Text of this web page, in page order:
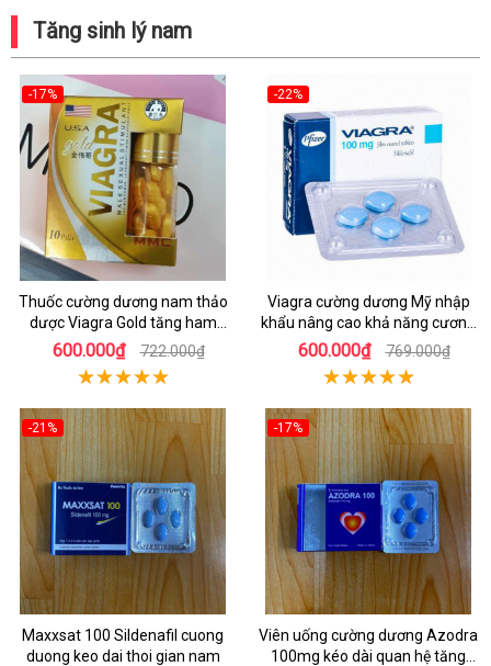
Tăng sinh lý nam
-17%
Thuốc cường dương nam thảo
dược Viagra Gold tăng ham
muốn
600.000₫ 722.000₫
-22%
Viagra cường dương Mỹ nhập
khẩu nâng cao khả năng cương
cứng
600.000₫ 769.000₫
-21%
Maxxsat 100 Sildenafil cuong
duong keo dai thoi gian nam
-17%
Viên uống cường dương Azodra
100mg kéo dài quan hệ tăng